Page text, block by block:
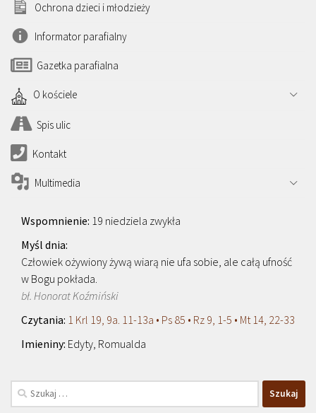
Ochrona dzieci i młodzieży
Informator parafialny
Gazetka parafialna
O kościele
Spis ulic
Kontakt
Multimedia
19 niedziela zwykła
Człowiek ożywiony żywą wiarą nie ufa sobie, ale całą ufność
w Bogu pokłada.
bł. Honorat Koźmiński
1 Krl 19, 9a. 11-13a • Ps 85 • Rz 9, 1-5 • Mt 14, 22-33
Edyty, Romualda
Szukaj: